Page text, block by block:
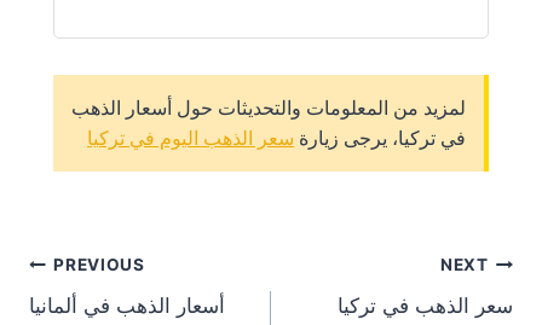
لمزيد من المعلومات والتحديثات حول أسعار الذهب
في تركيا، يرجى زيارة سعر الذهب اليوم في تركيا
PREVIOUS
أسعار الذهب في ألمانيا
NEXT
سعر الذهب في تركيا